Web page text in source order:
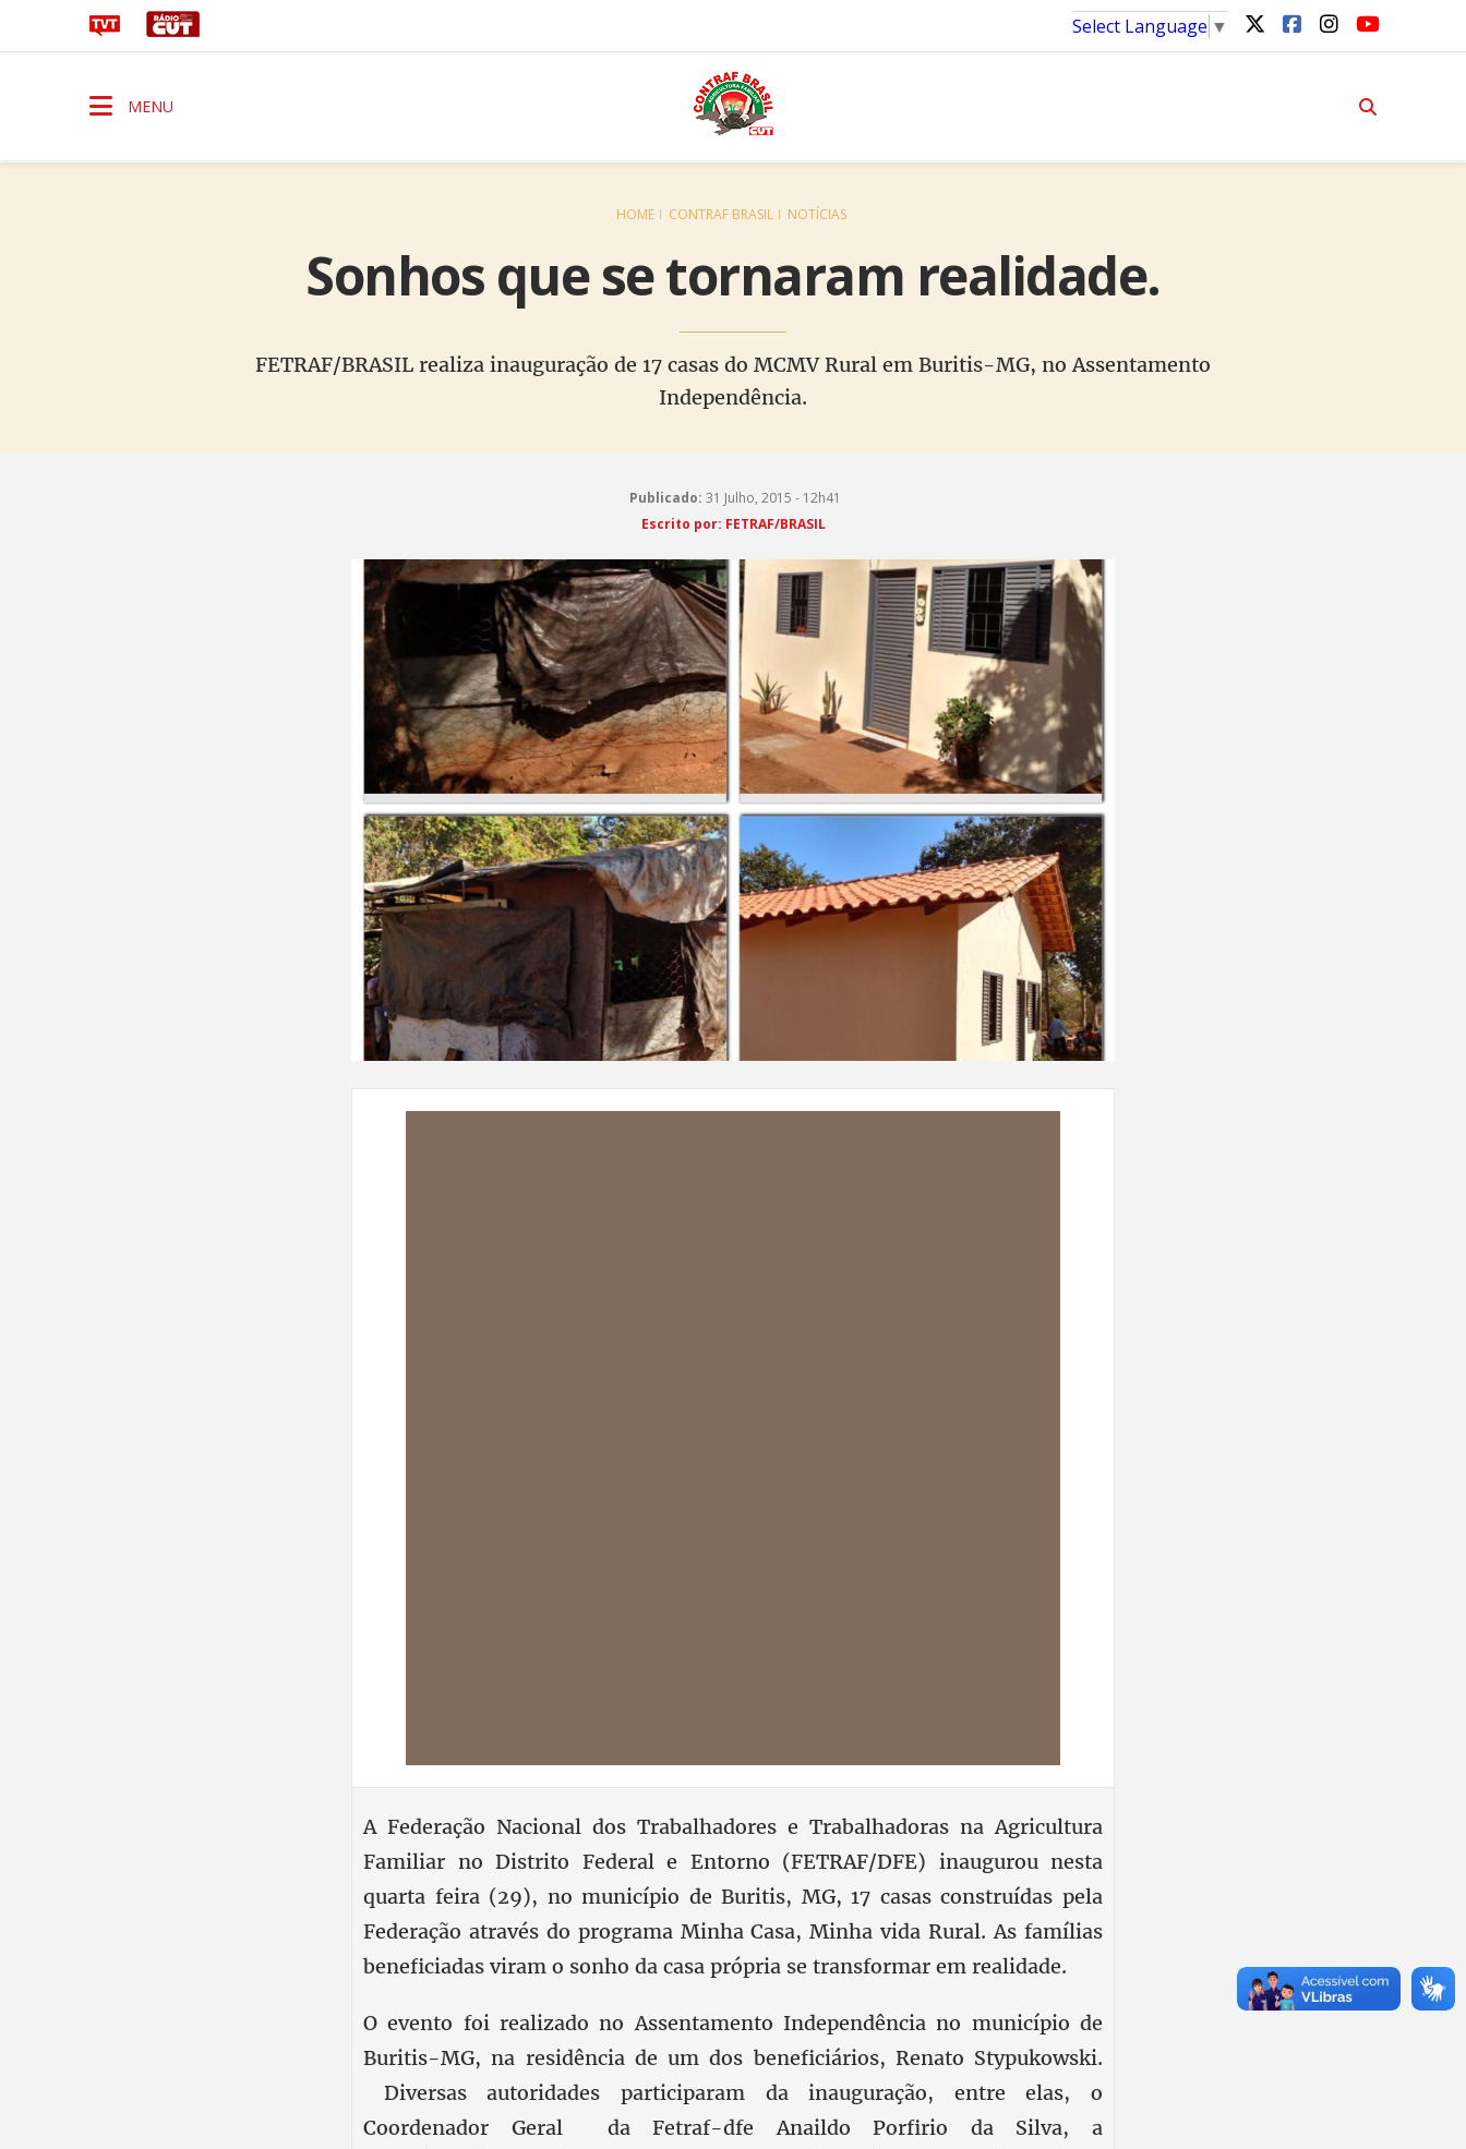
Select Language ▼
MENU
HOME CONTRAF BRASIL NOTÍCIAS
Sonhos que se tornaram realidade.
FETRAF/BRASIL realiza inauguração de 17 casas do MCMV Rural em Buritis-MG, no Assentamento
Independência.
Publicado: 31 Julho, 2015 - 12h41
Escrito por: FETRAF/BRASIL
A Federação Nacional dos Trabalhadores e Trabalhadoras na Agricultura
Familiar no Distrito Federal e Entorno (FETRAF/DFE) inaugurou nesta
quarta feira (29), no município de Buritis, MG, 17 casas construídas pela
Federação através do programa Minha Casa, Minha vida Rural. As famílias
beneficiadas viram o sonho da casa própria se transformar em realidade.
O evento foi realizado no Assentamento Independência no município de
Buritis-MG, na residência de um dos beneficiários, Renato Stypukowski.
Diversas autoridades participaram da inauguração, entre elas, o
Coordenador Geral da Fetraf-dfe Anaildo Porfirio da Silva, a